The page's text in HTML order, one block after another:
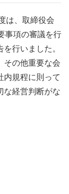
は、取締役会
事項の審議を行
行いました。
その他重要な会
内規程に則って
な経営判断がな